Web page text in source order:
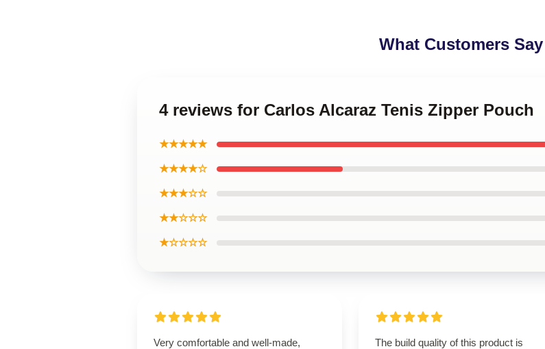
What Customers Say
4 reviews for Carlos Alcaraz Tenis Zipper Pouch
★★★★★
★★★★☆
★★★☆☆
★★☆☆☆
★☆☆☆☆
Very comfortable and well-made,
The build quality of this product is